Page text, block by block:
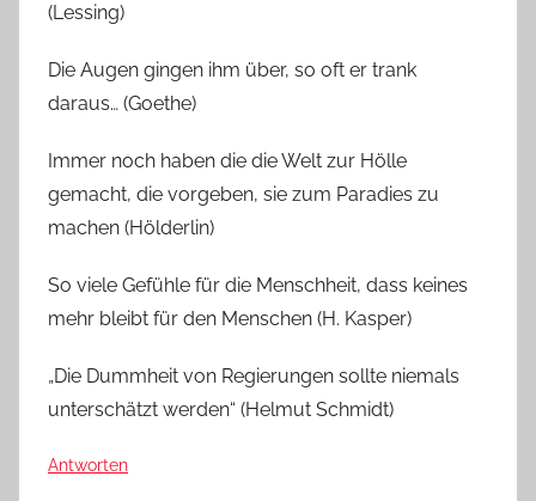
(Lessing)
Die Augen gingen ihm über, so oft er trank
daraus… (Goethe)
Immer noch haben die die Welt zur Hölle
gemacht, die vorgeben, sie zum Paradies zu
machen (Hölderlin)
So viele Gefühle für die Menschheit, dass keines
mehr bleibt für den Menschen (H. Kasper)
„Die Dummheit von Regierungen sollte niemals
unterschätzt werden“ (Helmut Schmidt)
Antworten